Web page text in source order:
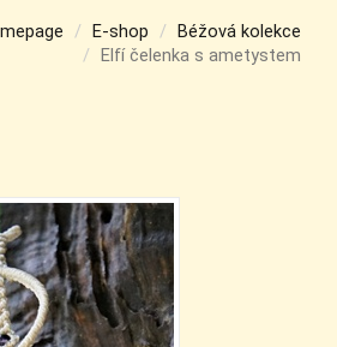
E-shop
Béžová kolekce
Elfí čelenka s ametystem